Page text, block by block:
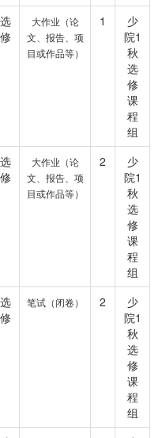
选
修
大作业（论
文、报告、项
目或作品等）
1
少
院1
秋
选
修
课
程
组
选
修
大作业（论
文、报告、项
目或作品等）
2
少
院1
秋
选
修
课
程
组
选
修
笔试（闭卷） 2
少
院1
秋
选
修
课
程
组